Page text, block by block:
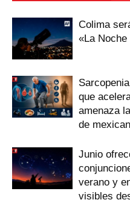
Colima
«La
que
amenaza
de
Junio
verano y
visibles